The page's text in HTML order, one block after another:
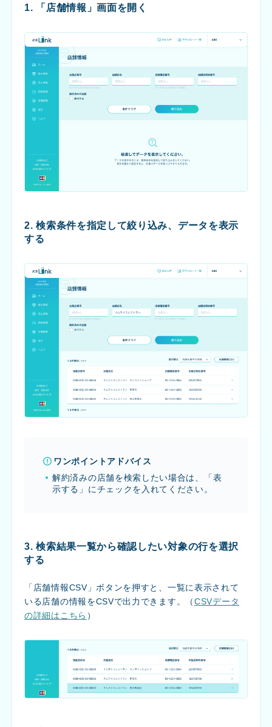
1. 「店舗情報」画面を開く
2. 検索条件を指定して絞り込み、データを表示
する
ワンポイントアドバイス
解約済みの店舗を検索したい場合は、「表
示する」にチェックを入れてください。
3. 検索結果一覧から確認したい対象の行を選択
する
「店舗情報CSV」ボタンを押すと、一覧に表示されて
いる店舗の情報をCSVで出力できます。（CSVデータ
の詳細はこちら ）